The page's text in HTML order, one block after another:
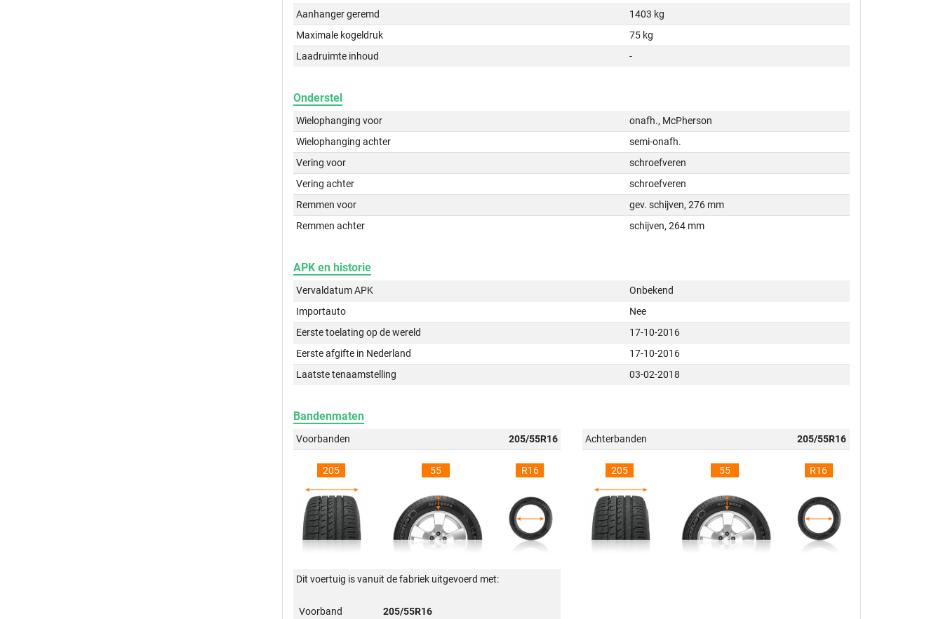
Aanhanger geremd
1403 kg
Maximale kogeldruk
75 kg
Laadruimte inhoud
-
Onderstel
Wielophanging voor
onafh., McPherson
Wielophanging achter
semi-onafh.
Vering voor
schroefveren
Vering achter
schroefveren
Remmen voor
gev. schijven, 276 mm
Remmen achter
schijven, 264 mm
APK en historie
Vervaldatum APK
Onbekend
Importauto
Nee
Eerste toelating op de wereld
17-10-2016
Eerste afgifte in Nederland
17-10-2016
Laatste tenaamstelling
03-02-2018
Bandenmaten
Voorbanden 205/55R16
205 55 R16
Achterbanden 205/55R16
205 55 R16
Dit voertuig is vanuit de fabriek uitgevoerd met:
Voorband 205/55R16